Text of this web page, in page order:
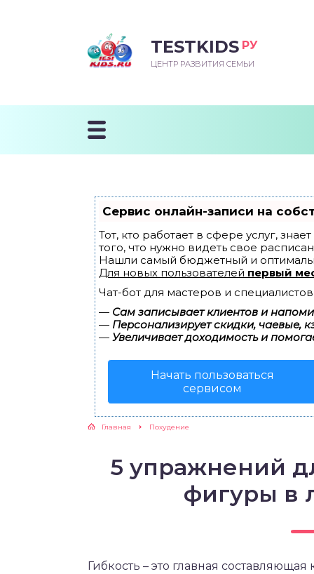
TESTKIDS РУ
ЦЕНТР РАЗВИТИЯ СЕМЬИ
Сервис онлайн-записи на
Тот, кто работает в сфере услуг,
того, что нужно видеть свое
Нашли самый бюджетный и
Для новых пользователей первый
Чат-бот для мастеров и
— Сам записывает клиентов и
— Персонализирует скидки, чаевые,
— Увеличивает доходимость и
Начать пользоваться
сервисом
Главная Похудение
5 упражнений
фигуры в
Гибкость – это главная
МЕСЯЦ
ПЕРВОГО
УЧИТСЯ
ПОСЛЕ ГОДА
К ШКОЛЕ
ДОШКОЛЬНИКА
ШКОЛА
ШКОЛЬНИКА
ШКОЛЬНИКА